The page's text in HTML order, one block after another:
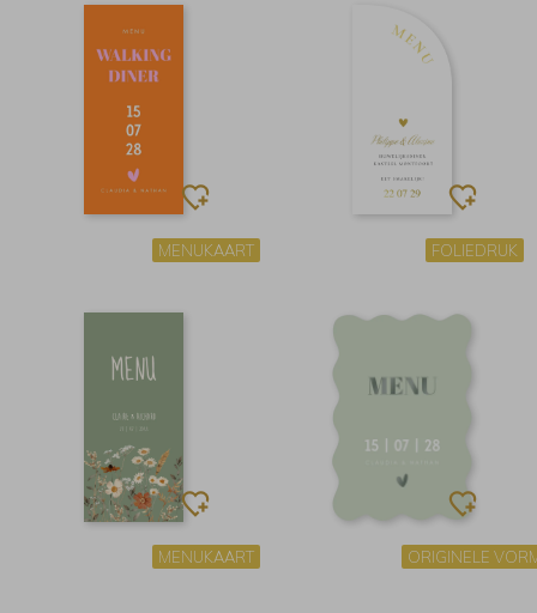
MENUKAART FOLIEDRUK
MENUKAART ORIGINELE